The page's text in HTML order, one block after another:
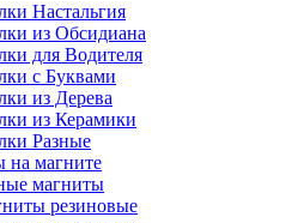
Настальгия
из Обсидиана
для Водителя
с Буквами
из Дерева
из Керамики
Разные
на магните
магниты
резиновые